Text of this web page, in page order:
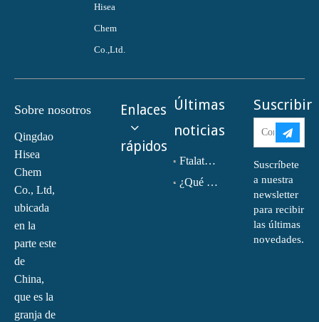
Hisea
Chem
Co.,Ltd.
Sobre nosotros
Qingdao
Hisea
Chem
Co., Ltd,
ubicada
en la
parte este
de
China,
que es la
granja de
Enlaces
rápidos
Últimas
noticias
Ftalato de dioctilo (DOP) CAS NO.:117-81-7
¿Qué es la monoetanolamina (MEA)?
Suscribir
Suscríbete
a nuestra
newsletter
para recibir
las últimas
novedades.